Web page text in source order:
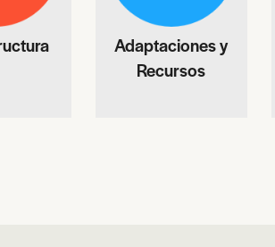
Adaptaciones y
Recursos